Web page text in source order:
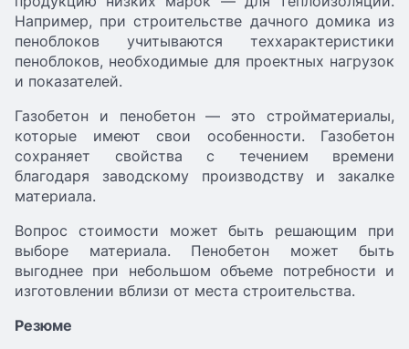
Например, при строительстве дачного домика из
пеноблоков учитываются теххарактеристики
пеноблоков, необходимые для проектных нагрузок
и показателей.
Газобетон и пенобетон — это стройматериалы,
которые имеют свои особенности. Газобетон
сохраняет свойства с течением времени
благодаря заводскому производству и закалке
материала.
Вопрос стоимости может быть решающим при
выборе материала. Пенобетон может быть
выгоднее при небольшом объеме потребности и
изготовлении вблизи от места строительства.
Резюме